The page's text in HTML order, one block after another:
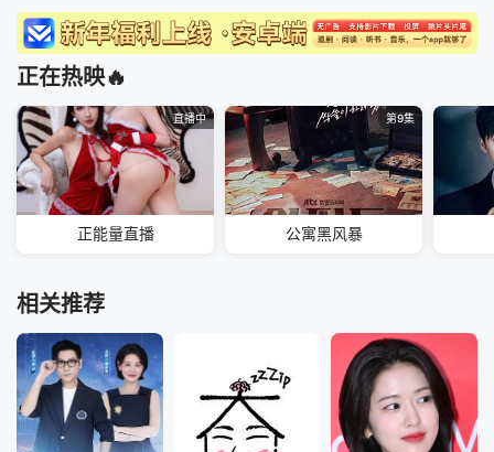
正在热映🔥
直播中
正能量直播
第9集
公寓黑风暴
相关推荐